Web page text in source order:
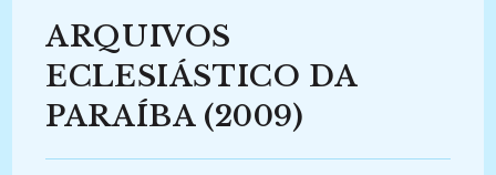
ARQUIVOS
ECLESIÁSTICO DA
PARAÍBA (2009)